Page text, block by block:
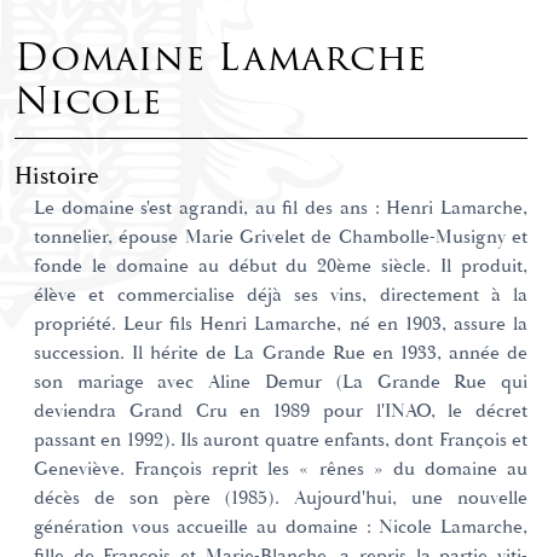
Domaine Lamarche
Nicole
Histoire
Le domaine s'est agrandi, au fil des ans : Henri Lamarche,
tonnelier, épouse Marie Grivelet de Chambolle-Musigny et
fonde le domaine au début du 20ème siècle. Il produit,
élève et commercialise déjà ses vins, directement à la
propriété. Leur fils Henri Lamarche, né en 1903, assure la
succession. Il hérite de La Grande Rue en 1933, année de
son mariage avec Aline Demur (La Grande Rue qui
deviendra Grand Cru en 1989 pour l'INAO, le décret
passant en 1992). Ils auront quatre enfants, dont François et
Geneviève. François reprit les « rênes » du domaine au
décès de son père (1985). Aujourd'hui, une nouvelle
génération vous accueille au domaine : Nicole Lamarche,